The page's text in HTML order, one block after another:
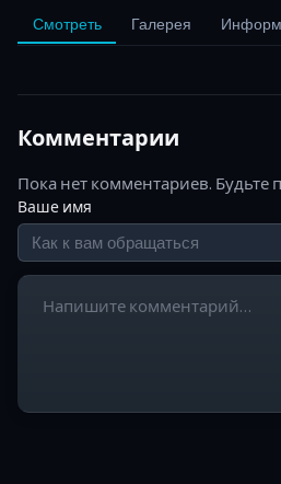
Смотреть Галерея
Комментарии
Пока нет комментариев. Будьте
Ваше имя